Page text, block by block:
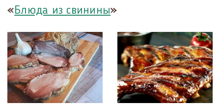
«Блюда из свинины»